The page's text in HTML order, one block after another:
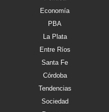
Economía
PBA
La Plata
Entre Ríos
Santa Fe
Córdoba
Tendencias
Sociedad